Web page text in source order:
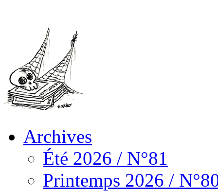
Archives
Été 2026 / N°81
Printemps 2026 /